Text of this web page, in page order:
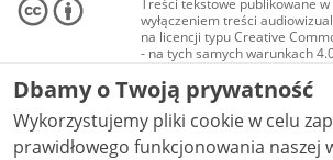
wyłączeniem treści
na licencji typu Creative
- na tych samych warunkach
Materiały audiowizualne, w
audio i wideo, są udostępniane
Creative Commons: uznanie
niekomercyjne - bez utworów
NC-ND 4.0), o ile nie jest to
Dbamy o Twoją prywatność
Wykorzystujemy pliki cookie w celu
prawidłowego funkcjonowania naszej